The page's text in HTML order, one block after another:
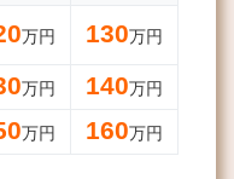
万円 130万円
万円 140万円
万円 160万円